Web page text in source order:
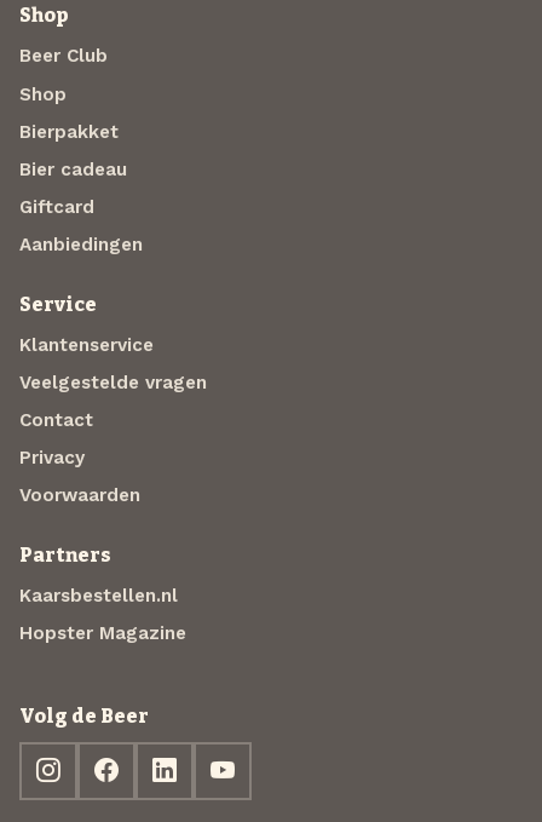
Shop
Beer Club
Shop
Bierpakket
Bier cadeau
Giftcard
Aanbiedingen
Service
Klantenservice
Veelgestelde vragen
Contact
Privacy
Voorwaarden
Partners
Kaarsbestellen.nl
Hopster Magazine
Volg de Beer